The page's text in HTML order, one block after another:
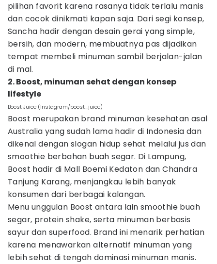
pilihan favorit karena rasanya tidak terlalu manis
dan cocok dinikmati kapan saja. Dari segi konsep,
Sancha hadir dengan desain gerai yang simple,
bersih, dan modern, membuatnya pas dijadikan
tempat membeli minuman sambil berjalan-jalan
di mal.
2. Boost, minuman sehat dengan konsep
lifestyle
Boost Juice (Instagram/boost_juice)
Boost merupakan brand minuman kesehatan asal
Australia yang sudah lama hadir di Indonesia dan
dikenal dengan slogan hidup sehat melalui jus dan
smoothie berbahan buah segar. Di Lampung,
Boost hadir di Mall Boemi Kedaton dan Chandra
Tanjung Karang, menjangkau lebih banyak
konsumen dari berbagai kalangan.
Menu unggulan Boost antara lain smoothie buah
segar, protein shake, serta minuman berbasis
sayur dan superfood. Brand ini menarik perhatian
karena menawarkan alternatif minuman yang
lebih sehat di tengah dominasi minuman manis.